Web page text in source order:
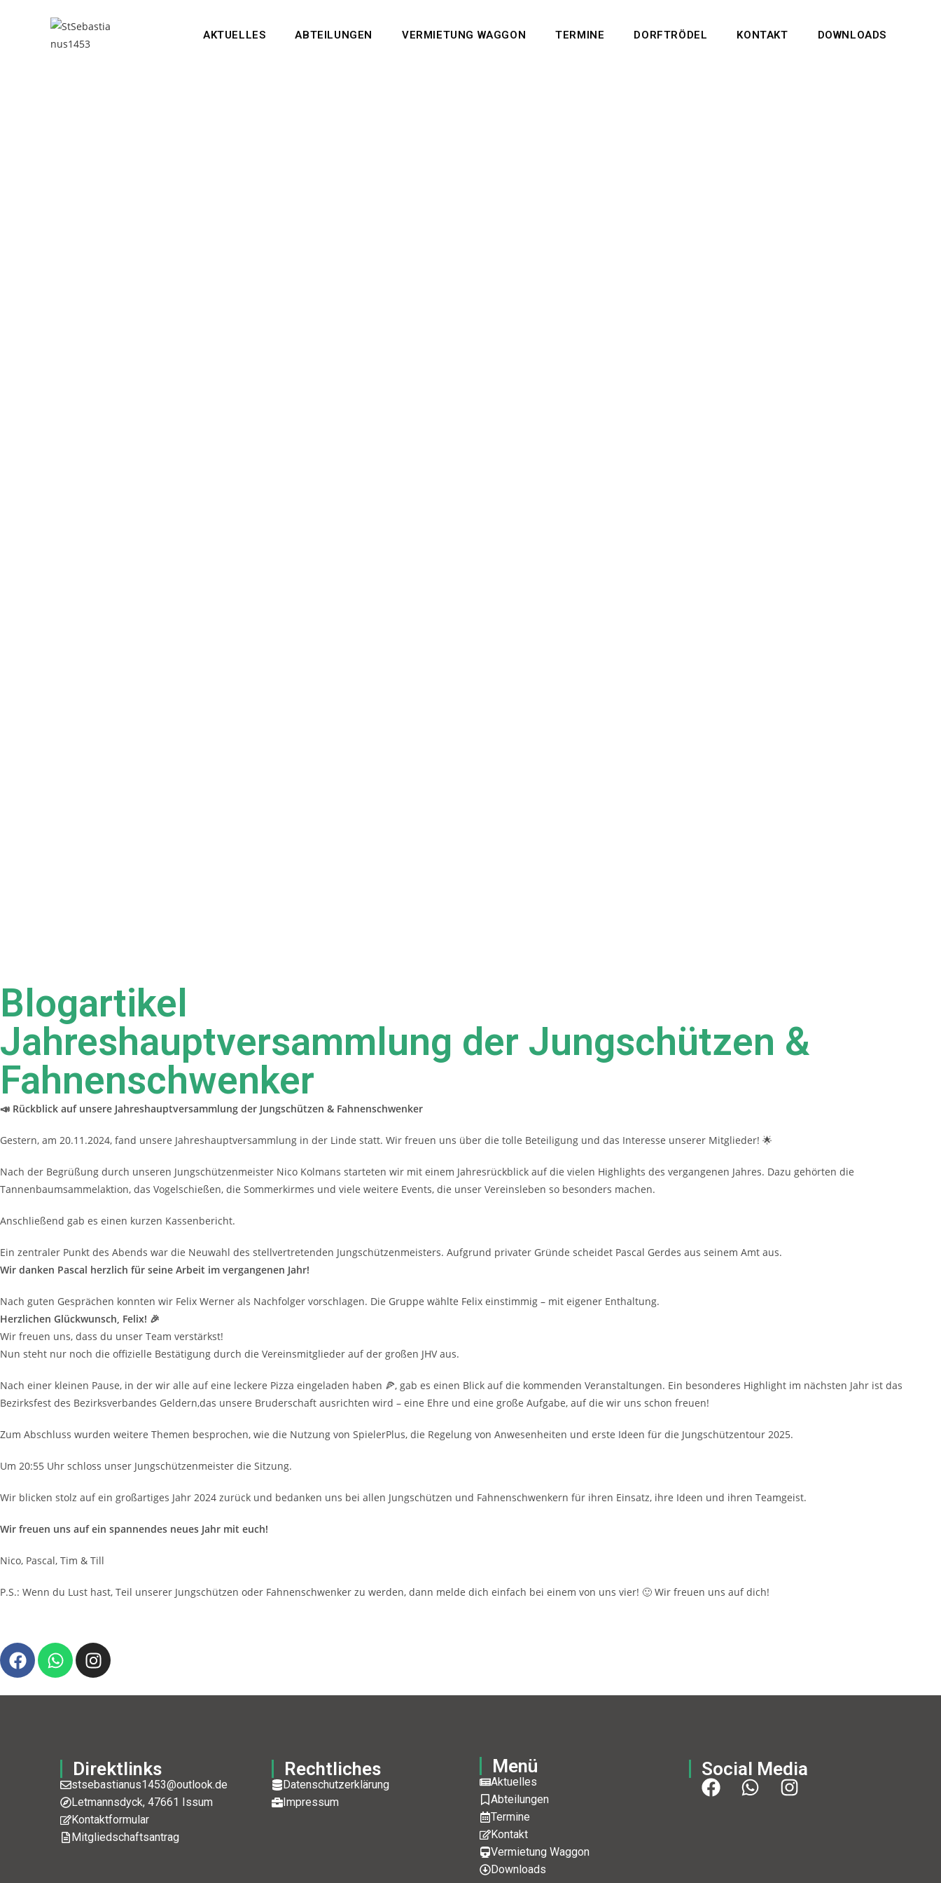
AKTUELLES ABTEILUNGEN VERMIETUNG WAGGON TERMINE DORFTRÖDEL KONTAKT DOWNLOADS
Blogartikel
Jahreshauptversammlung der Jungschützen &
Fahnenschwenker
📣 Rückblick auf unsere Jahreshauptversammlung der Jungschützen & Fahnenschwenker
Gestern, am 20.11.2024, fand unsere Jahreshauptversammlung in der Linde statt. Wir freuen uns über die tolle Beteiligung und das Interesse unserer Mitglieder! 🌟
Nach der Begrüßung durch unseren Jungschützenmeister Nico Kolmans starteten wir mit einem Jahresrückblick auf die vielen Highlights des vergangenen Jahres. Dazu gehörten die
Tannenbaumsammelaktion, das Vogelschießen, die Sommerkirmes und viele weitere Events, die unser Vereinsleben so besonders machen.
Anschließend gab es einen kurzen Kassenbericht.
Ein zentraler Punkt des Abends war die Neuwahl des stellvertretenden Jungschützenmeisters. Aufgrund privater Gründe scheidet Pascal Gerdes aus seinem Amt aus.
Wir danken Pascal herzlich für seine Arbeit im vergangenen Jahr!
Nach guten Gesprächen konnten wir Felix Werner als Nachfolger vorschlagen. Die Gruppe wählte Felix einstimmig – mit eigener Enthaltung.
Herzlichen Glückwunsch, Felix! 🎉
Wir freuen uns, dass du unser Team verstärkst!
Nun steht nur noch die offizielle Bestätigung durch die Vereinsmitglieder auf der großen JHV aus.
Nach einer kleinen Pause, in der wir alle auf eine leckere Pizza eingeladen haben 🍕, gab es einen Blick auf die kommenden Veranstaltungen. Ein besonderes Highlight im nächsten Jahr ist das
Bezirksfest des Bezirksverbandes Geldern,das unsere Bruderschaft ausrichten wird – eine Ehre und eine große Aufgabe, aufdie wir uns schon freuen!
Zum Abschluss wurden weitere Themen besprochen, wie die Nutzung von SpielerPlus, die Regelung von Anwesenheiten und erste Ideen für die Jungschützentour 2025.
Um 20:55 Uhr schloss unser Jungschützenmeister die Sitzung.
Wir blicken stolz auf ein großartiges Jahr 2024 zurück und bedanken uns bei allen Jungschützen und Fahnenschwenkern für ihren Einsatz, ihre Ideen und ihren Teamgeist.
Wir freuen uns auf ein spannendes neues Jahr mit euch!
Nico, Pascal, Tim & Till
P.S.: Wenn du Lust hast, Teil unserer Jungschützen oder Fahnenschwenker zu werden, dann melde dich einfach bei einem von uns vier! 🙂 Wir freuen uns auf dich!
Direktlinks
stsebastianus1453@outlook.de
Letmannsdyck, 47661 Issum
Kontaktformular
Mitgliedschaftsantrag
Rechtliches
Datenschutzerklärung
Impressum
Menü
Aktuelles
Abteilungen
Termine
Kontakt
Vermietung Waggon
Downloads
Social Media